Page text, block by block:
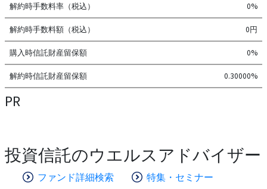
解約時手数料率（税込） 0%
解約時手数料額（税込） 0円
購入時信託財産留保額 0%
解約時信託財産留保額 0.30000%
PR
投資信託のウエルスアドバイザー
ファンド詳細検索
特集・セミナー